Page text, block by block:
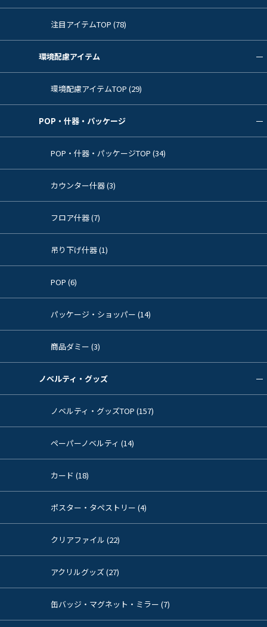
注目アイテムTOP (78)
環境配慮アイテム
環境配慮アイテムTOP (29)
POP・什器・パッケージ
POP・什器・パッケージTOP (34)
カウンター什器 (3)
フロア什器 (7)
吊り下げ什器 (1)
POP (6)
パッケージ・ショッパー (14)
商品ダミー (3)
ノベルティ・グッズ
ノベルティ・グッズTOP (157)
ペーパーノベルティ (14)
カード (18)
ポスター・タペストリー (4)
クリアファイル (22)
アクリルグッズ (27)
缶バッジ・マグネット・ミラー (7)